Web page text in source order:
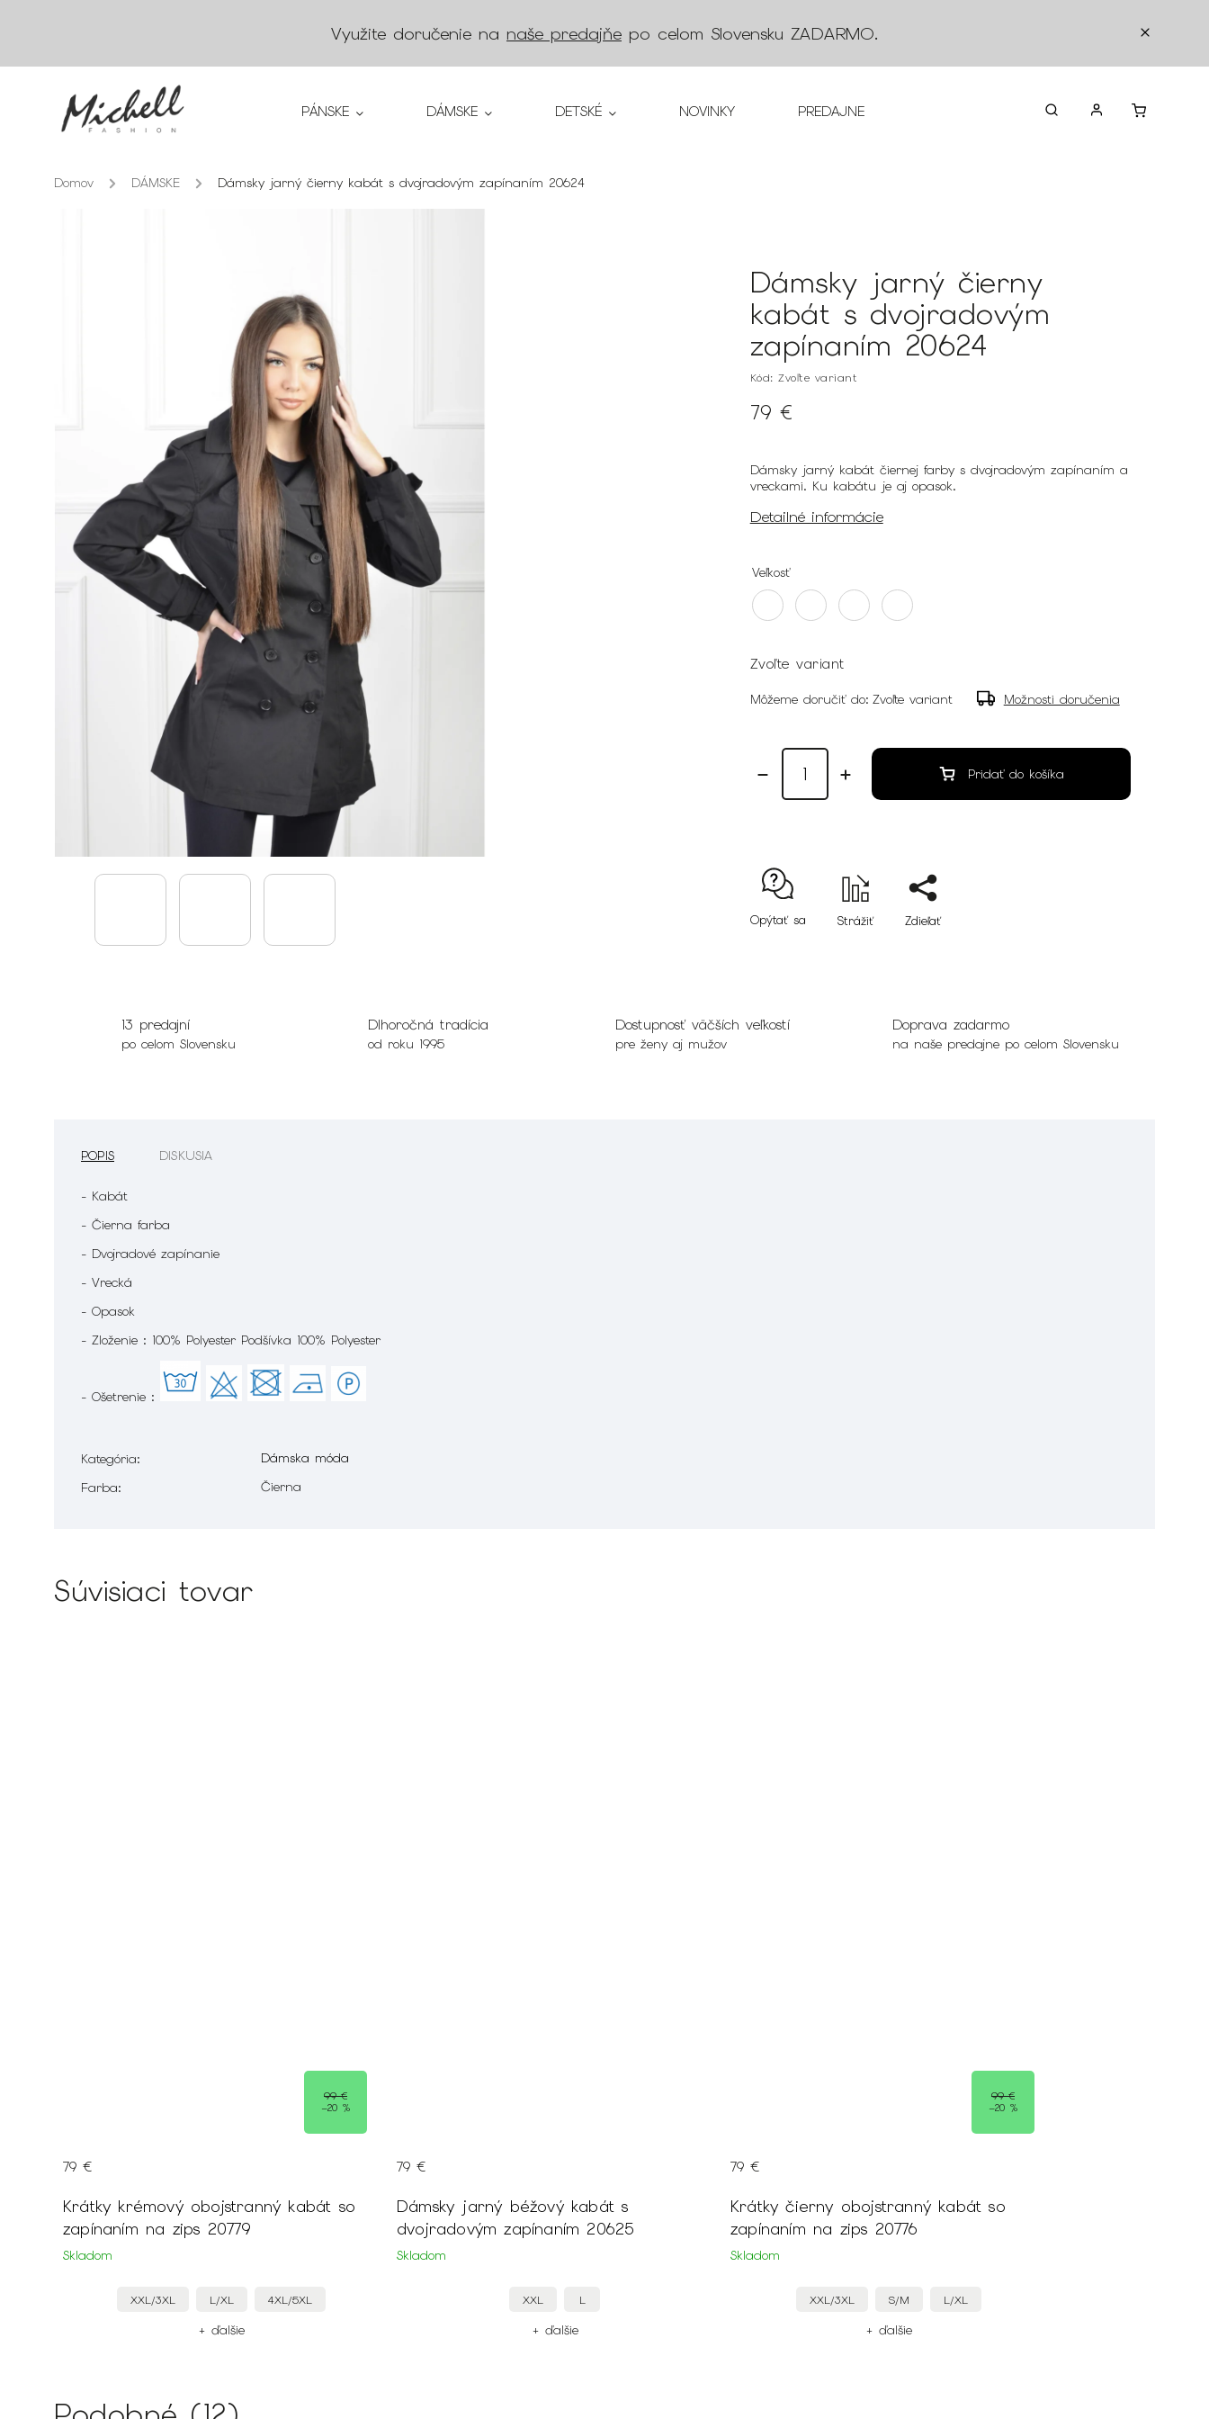
Využite doručenie na naše predajňe po celom Slovensku ZADARMO.
PÁNSKE DÁMSKE DETSKÉ NOVINKY PREDAJNE KONTAKTY
Domov / DÁMSKE / Dámsky jarný čierny kabát s dvojradovým zapínaním 20624
Dámsky jarný čierny
kabát s dvojradovým
zapínaním 20624
Kód: Zvoľte variant
79 €
Dámsky jarný kabát čiernej farby s dvojradovým zapínaním a
vreckami. Ku kabátu je aj opasok.
Detailné informácie
Veľkosť
Zvoľte variant
Môžeme doručiť do: Zvoľte variant Možnosti doručenia
Pridať do košíka
Opýtať sa Strážiť Zdieľať
13 predajní
po celom Slovensku
Dlhoročná tradícia
od roku 1995
Dostupnosť väčších veľkostí
pre ženy aj mužov
Doprava zadarmo
na naše predajne po celom Slovensku
POPIS DISKUSIA
- Kabát
- Čierna farba
- Dvojradové zapínanie
- Vrecká
- Opasok
- Zloženie : 100% Polyester Podšívka 100% Polyester
- Ošetrenie :
Kategória:
Dámska móda
Farba: Čierna
Súvisiaci tovar
99 €
–20 %
Krátky krémový obojstranný kabát so
zapínaním na zips 20779
Skladom
79 €
XXL/3XL L/XL 4XL/5XL
+ ďalšie
Dámsky jarný béžový kabát s
dvojradovým zapínaním 20625
Skladom
79 €
XXL L
+ ďalšie
99 €
–20 %
Krátky čierny obojstranný kabát so
zapínaním na zips 20776
Skladom
79 €
XXL/3XL S/M L/XL
+ ďalšie